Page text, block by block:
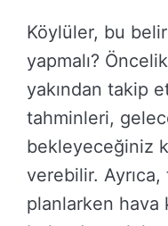
Köylüler, bu
yapmalı?
yakından takip
tahminleri,
bekleyeceğiniz
verebilir.
planlarken hava